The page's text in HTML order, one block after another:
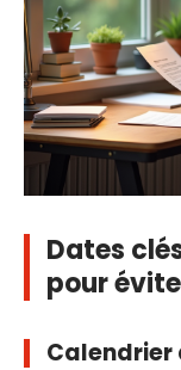
Dates
pour
Calendrier